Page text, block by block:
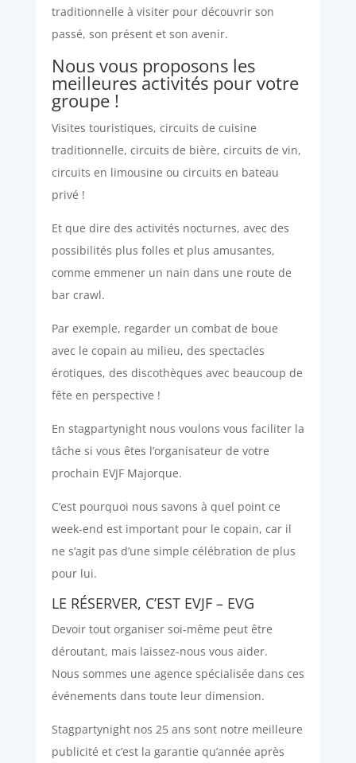
traditionnelle à visiter pour découvrir son
passé, son présent et son avenir.
Nous vous proposons les
meilleures activités pour votre
groupe !
Visites touristiques, circuits de cuisine
traditionnelle, circuits de bière, circuits de vin,
circuits en limousine ou circuits en bateau
privé !
Et que dire des activités nocturnes, avec des
possibilités plus folles et plus amusantes,
comme emmener un nain dans une route de
bar crawl.
Par exemple, regarder un combat de boue
avec le copain au milieu, des spectacles
érotiques, des discothèques avec beaucoup de
fête en perspective !
En stagpartynight nous voulons vous faciliter la
tâche si vous êtes l’organisateur de votre
prochain EVJF Majorque.
C’est pourquoi nous savons à quel point ce
week-end est important pour le copain, car il
ne s’agit pas d’une simple célébration de plus
pour lui.
LE RÉSERVER, C’EST EVJF – EVG
Devoir tout organiser soi-même peut être
déroutant, mais laissez-nous vous aider.
Nous sommes une agence spécialisée dans ces
événements dans toute leur dimension.
Stagpartynight nos 25 ans sont notre meilleure
publicité et c’est la garantie qu’année après